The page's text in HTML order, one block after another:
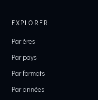
EXPLORER
Par ères
Par pays
Par formats
Par années